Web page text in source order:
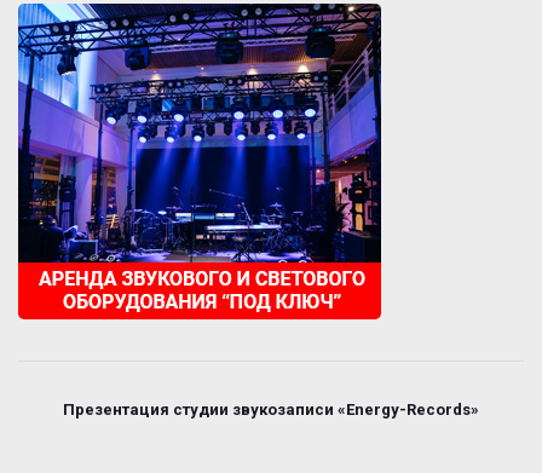
Презентация студии звукозаписи «Energy-Records»